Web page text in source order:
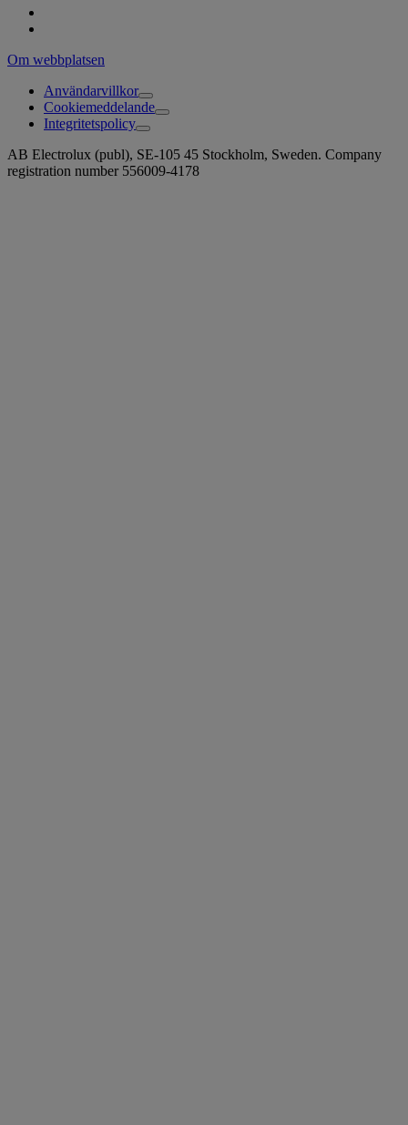
Om webbplatsen
Användarvillkor
Cookiemeddelande
Integritetspolicy
AB Electrolux (publ), SE-105 45 Stockholm, Sweden. Company
registration number 556009-4178